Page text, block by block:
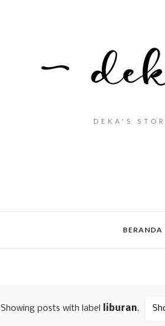
DEKA'S
BERANDA
Showing posts with label liburan.